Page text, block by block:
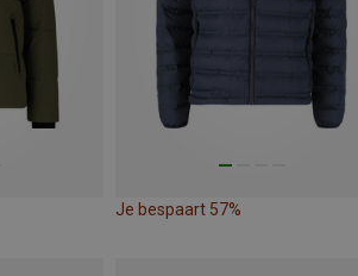
Je bespaart 57%